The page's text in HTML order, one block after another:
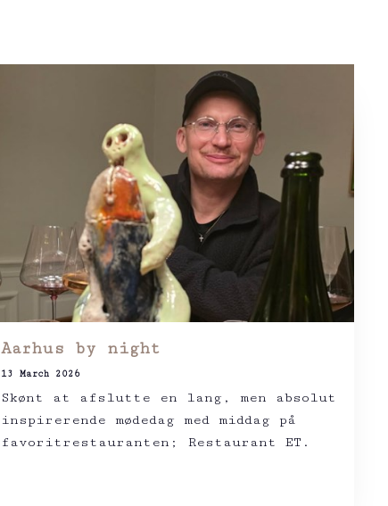
Aarhus by night
13 March 2026
Skønt at afslutte en lang, men absolut
inspirerende mødedag med middag på
favoritrestauranten; Restaurant ET.